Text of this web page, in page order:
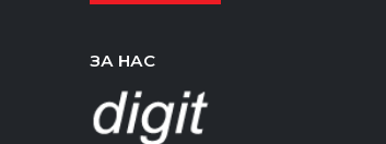
ЗА НАС